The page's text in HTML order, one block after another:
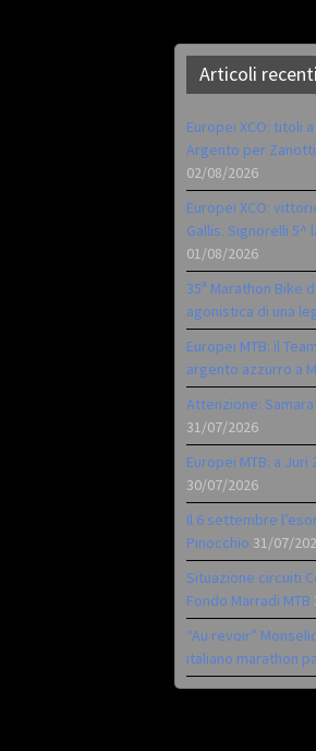
Articoli recenti
Europei XCO: titoli
Argento per
02/08/2026
Europei XCO:
Gallis. Signorelli 5^
01/08/2026
35ª Marathon Bike
agonistica di una
Europei MTB: il
argento azzurro a
Attenzione:
31/07/2026
Europei MTB: a Juri
30/07/2026
Il 6 settembre
Pinocchio 31/07/
Situazione circuiti
Fondo Marradi MTB
“Au revoir”
italiano marathon